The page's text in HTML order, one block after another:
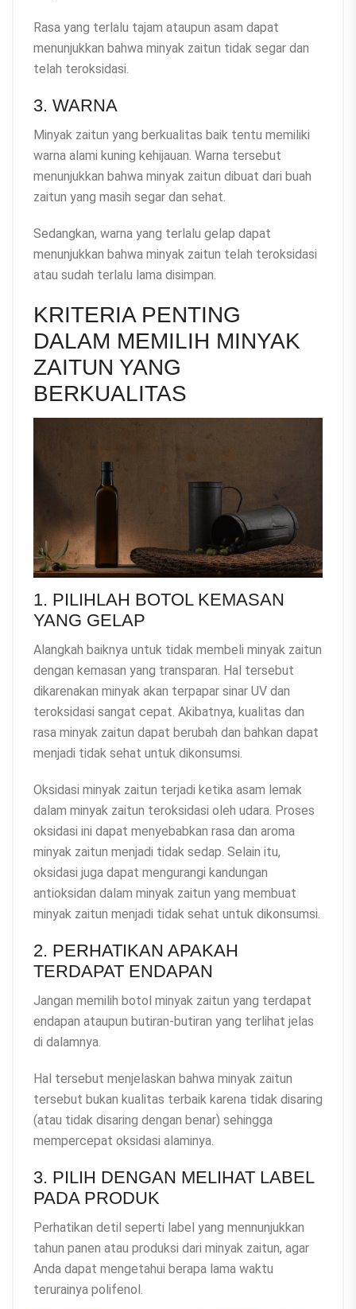
Rasa yang terlalu tajam ataupun asam dapat
menunjukkan bahwa minyak zaitun tidak segar dan
telah teroksidasi.
3. WARNA
Minyak zaitun yang berkualitas baik tentu memiliki
warna alami kuning kehijauan. Warna tersebut
menunjukkan bahwa minyak zaitun dibuat dari buah
zaitun yang masih segar dan sehat.
Sedangkan, warna yang terlalu gelap dapat
menunjukkan bahwa minyak zaitun telah teroksidasi
atau sudah terlalu lama disimpan.
KRITERIA PENTING
DALAM MEMILIH MINYAK
ZAITUN YANG
BERKUALITAS
1. PILIHLAH BOTOL KEMASAN
YANG GELAP
Alangkah baiknya untuk tidak membeli minyak zaitun
dengan kemasan yang transparan. Hal tersebut
dikarenakan minyak akan terpapar sinar UV dan
teroksidasi sangat cepat. Akibatnya, kualitas dan
rasa minyak zaitun dapat berubah dan bahkan dapat
menjadi tidak sehat untuk dikonsumsi.
Oksidasi minyak zaitun terjadi ketika asam lemak
dalam minyak zaitun teroksidasi oleh udara. Proses
oksidasi ini dapat menyebabkan rasa dan aroma
minyak zaitun menjadi tidak sedap. Selain itu,
oksidasi juga dapat mengurangi kandungan
antioksidan dalam minyak zaitun yang membuat
minyak zaitun menjadi tidak sehat untuk dikonsumsi.
2. PERHATIKAN APAKAH
TERDAPAT ENDAPAN
Jangan memilih botol minyak zaitun yang terdapat
endapan ataupun butiran-butiran yang terlihat jelas
di dalamnya.
Hal tersebut menjelaskan bahwa minyak zaitun
tersebut bukan kualitas terbaik karena tidak disaring
(atau tidak disaring dengan benar) sehingga
mempercepat oksidasi alaminya.
3. PILIH DENGAN MELIHAT LABEL
PADA PRODUK
Perhatikan detil seperti label yang mennunjukkan
tahun panen atau produksi dari minyak zaitun, agar
Anda dapat mengetahui berapa lama waktu
terurainya polifenol.